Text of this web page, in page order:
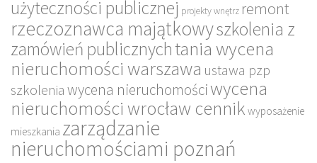
użyteczności publicznej projekty wnętrz remont
rzeczoznawca majątkowyszkolenia z
zamówień publicznychtania wycena
nieruchomości warszawa ustawa pzp
szkolenia wycena nieruchomościwycena
nieruchomości wrocław cennik wyposażenie
mieszkania zarządzanie
nieruchomościami poznań